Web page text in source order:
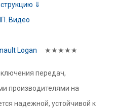
⇓
Видео
★★★★★
передач,
производителями на
надежной, устойчивой к